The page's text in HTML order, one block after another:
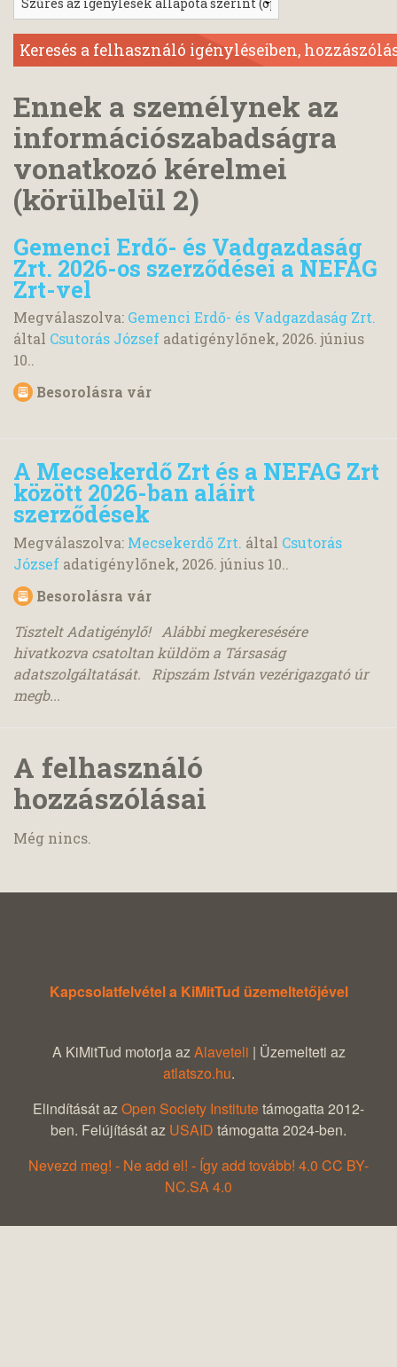
Ennek a személynek az
információszabadságra
vonatkozó kérelmei
(körülbelül 2)
Gemenci Erdő- és Vadgazdaság
Zrt. 2026-os szerződései a NEFAG
Zrt-vel
Megválaszolva: Gemenci Erdő- és Vadgazdaság Zrt.
által Csutorás József adatigénylőnek, 2026. június
10..
Besorolásra vár
A Mecsekerdő Zrt és a NEFAG Zrt
között 2026-ban aláirt
szerződések
Megválaszolva: Mecsekerdő Zrt. által Csutorás
József adatigénylőnek, 2026. június 10..
Besorolásra vár
Tisztelt Adatigénylő! Alábbi megkeresésére
hivatkozva csatoltan küldöm a Társaság
adatszolgáltatását. Ripszám István vezérigazgató úr
megb...
A felhasználó
hozzászólásai
Még nincs.
Kapcsolatfelvétel a KiMitTud üzemeltetőjével
A KiMitTud motorja azAlaveteli | Üzemelteti az
atlatszo.hu.
Elindítását azOpen Society Institutetámogatta 2012-
ben. Felújítását az USAID támogatta 2024-ben.
Nevezd meg! - Ne add el! - Így add tovább! 4.0 CC BY-
NC.SA 4.0